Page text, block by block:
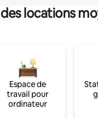
locations
Espace de
travail pour
ordinateur